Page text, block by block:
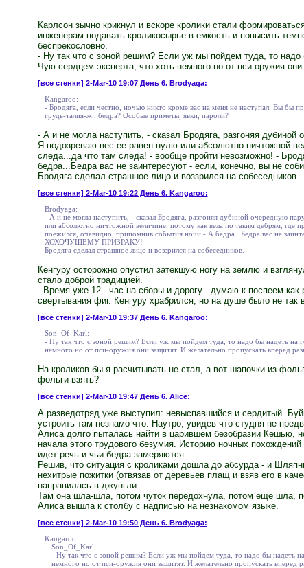
Карлсон зычно крикнул и вскоре кролики стали
инженерам подавать кроликосырье в емкость и повысить
беспрекословно.
- Ну так что с зоной решим? Если уж мы пойдем туда, то надо
Чую сердцем эксперта, что хоть немного но от пси-оружия
[все стенки] 2-Mar-10 19:07 День 6. Brodyaga:
Kangaroo:
- Бродяга, если честно, ночью никто кроме вас на меня не наступал. Вы бы
грудь-талия-ж.. бедра? Особые приметы, явки, пароли?
- А и не могла наступить, - сказал Бродяга, разгоняя
Я подозреваю вес ее равен нулю или абсолютно ничтожной
следа...да что там следа! - вообще пройти невозможно! -
бедра...Бедра вас не заинтересуют - если, конечно, вы
Бродяга сделал страшное лицо и воззрился на собеседников.
[все стенки] 2-Mar-10 19:22 День 6. Kangaroo:
Brodyaga:
- А и не могла наступить, - сказал Бродяга, разгоняя дубиной очередную
или абсолютно ничтожной величине, потому как вела по таким дебрям, где
поежился, очевидно, припомнив события ночи - А бедра...Бедра вас не
ХОХОЧУЩЕМУ ПРИЗРАКУ!
Бродяга сделал страшное лицо и воззрился на собеседников.
Кенгуру осторожно опустил затекшую ногу на землю и
стало доброй традицией.
- Время уже 12 - час на сборы и дорогу - думаю к поспеем
свертывания фиг. Кенгуру храбрился, но на душе было не так
[все стенки] 2-Mar-10 19:37 День 6. Kangaroo:
Son_Of_Karl:
- Ну так что с зоной решим? Если уж мы пойдем туда, то надо бы надеть на
немного но от пси-оружия они защитят. И желательно пропускать вперед
На кроликов бы я расчитывать не стал, а вот шапочки из
фольги взять?
[все стенки] 2-Mar-10 19:47 День 6. Alice:
А разведотряд уже выступил: невыспавшийся и сердитый.
устроить там незнамо что. Наутро, увидев что студня не
Алиса долго пыталась найти в царившем безобразии Кешью,
начала этого трудового безумия. Историю ночных
идет речь и чьи бедра замеряются.
Решив, что ситуация с кроликами дошла до абсурда - и
нехитрые пожитки (отвязав от деревьев плащ и взяв его в
направилась в джунгли.
Там она шла-шла, потом чуток передохнула, потом еще шла,
Алиса вышла к столбу с надписью на незнакомом языке.
[все стенки] 2-Mar-10 19:50 День 6. Brodyaga:
Kangaroo:
Son_Of_Karl:
- Ну так что с зоной решим? Если уж мы пойдем туда, то надо бы надеть
немного но от пси-оружия они защитят. И желательно пропускать вперед